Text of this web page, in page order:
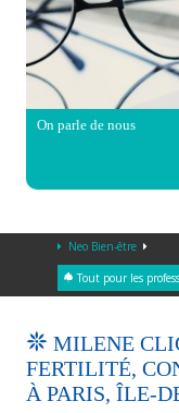
On parle de nous
Neo Bien-être
Tout pour les
MILENE
FERTILITÉ,
À PARIS, ÎLE-